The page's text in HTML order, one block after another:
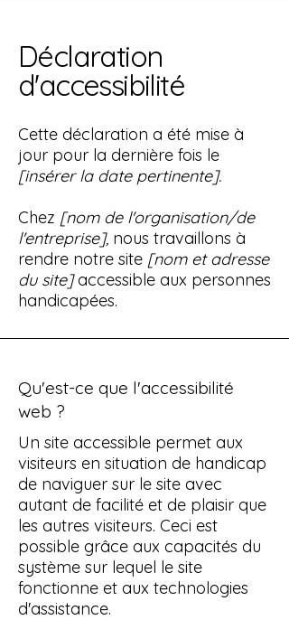
Déclaration
d'accessibilité
Cette déclaration a été mise à
jour pour la dernière fois le
[insérer la date pertinente].
Chez [nom de l'organisation/de
l'entreprise], nous travaillons à
rendre notre site [nom et adresse
du site]accessible aux personnes
handicapées.
Qu'est-ce que l'accessibilité
web ?
Un site accessible permet aux
visiteurs en situation de handicap
de naviguer sur le site avec
autant de facilité et de plaisir que
les autres visiteurs. Ceci est
possible grâce aux capacités du
système sur lequel le site
fonctionne et aux technologies
d'assistance.